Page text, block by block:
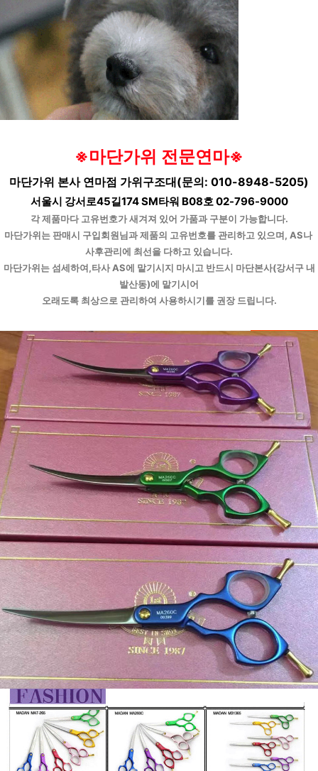
※마단가위 전문연마※
마단가위 본사 연마점 가위구조대(문의: 010-8948-5205)
서울시 강서로45길174 SM타워 B08호 02-796-9000
각 제품마다 고유번호가 새겨져 있어 가품과 구분이 가능합니다.
마단가위는 판매시 구입회원님과 제품의 고유번호를 관리하고 있으며, AS나
사후관리에 최선을 다하고 있습니다.
마단가위는 섬세하여,타사 AS에 맡기시지 마시고 반드시 마단본사(강서구 내
발산동)에 맡기시어
오래도록 최상으로 관리하여 사용하시기를 권장 드립니다.